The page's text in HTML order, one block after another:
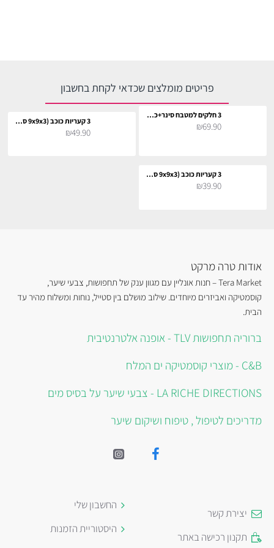
פריטים מומלצים שכדאי לקחת בחשבון
3 חלקים למטבח סינר+כפפה+תחתית לסיר
₪69.90 3 קעריות כוכב (9x9x3 ס"מ)
₪49.90
3 קעריות כוכב (9x9x3 ס"מ)
₪39.90
אודות טרה מרקט
Tera Market – חנות אונליין עם מגוון ענק של תחפושות, צבעי שיער,
קוסמטיקה ואביזרים מיוחדים. שילוב מושלם בין סטייל, נוחות ומשלוח מהיר עד
הבית.
ברוריה תחפושות TLV - אופנה אלטרנטיבית
C&B - מוצרי קוסמטיקה ים המלח
LA RICHE DIRECTIONS - צבעי שיער על בסיס מים
מדריכים לטיפול , טיפוח ושיקום שיער
יצירת קשר
תקנון רכישה באתר
החשבון שלי
היסטוריית הזמנות